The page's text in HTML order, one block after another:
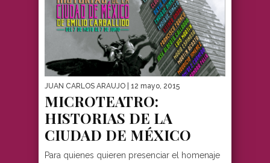
JUAN CARLOS ARAUJO | 12 mayo, 2015
MICROTEATRO:
HISTORIAS DE LA
CIUDAD DE MÉXICO
Para quienes quieren presenciar el homenaje